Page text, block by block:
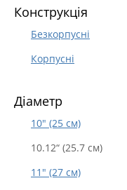
Конструкція
Безкорпусні
Корпусні
Діаметр
10" (25 см)
10.12“ (25.7 см)
11" (27 см)